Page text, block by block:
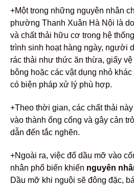
+Một trong những nguyên nhân
phường Thanh Xuân Hà Nội là
và chất thải hữu cơ trong hệ
trình sinh hoạt hàng ngày, người
rác thải như thức ăn thừa, giấy
bông hoặc các vật dụng nhỏ
có biện pháp xử lý phù hợp.
+Theo thời gian, các chất thải
vào thành ống cống và gây cản
dẫn đến tắc nghẽn.
+Ngoài ra, việc đổ dầu mỡ vào
nhân phổ biến khiến nguyên
Dầu mỡ khi nguội sẽ đông đặc,